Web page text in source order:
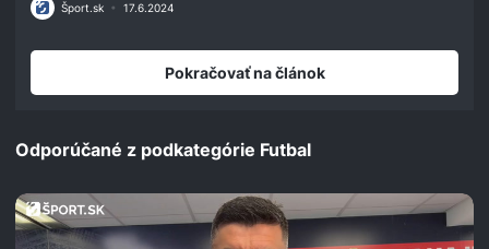
minute,
seconds
Šport.sk • 17.6.2024
Pokračovať na článok
Odporúčané z podkategórie Futbal